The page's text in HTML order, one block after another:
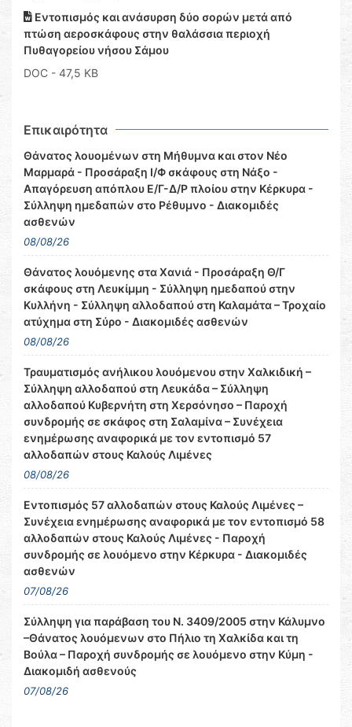
Εντοπισμός και ανάσυρση δύο σορών μετά από
πτώση αεροσκάφους στην θαλάσσια περιοχή
Πυθαγορείου νήσου Σάμου
DOC - 47,5 KB
Επικαιρότητα
Θάνατος λουομένων στη Μήθυμνα και στον Νέο
Μαρμαρά - Προσάραξη Ι/Φ σκάφους στη Νάξο -
Απαγόρευση απόπλου Ε/Γ-Δ/Ρ πλοίου στην Κέρκυρα -
Σύλληψη ημεδαπών στο Ρέθυμνο - Διακομιδές
ασθενών
08/08/26
Θάνατος λουόμενης στα Χανιά - Προσάραξη Θ/Γ
σκάφους στη Λευκίμμη - Σύλληψη ημεδαπού στην
Κυλλήνη - Σύλληψη αλλοδαπού στη Καλαμάτα – Τροχαίο
ατύχημα στη Σύρο - Διακομιδές ασθενών
08/08/26
Τραυματισμός ανήλικου λουόμενου στην Χαλκιδική –
Σύλληψη αλλοδαπού στη Λευκάδα – Σύλληψη
αλλοδαπού Κυβερνήτη στη Χερσόνησο – Παροχή
συνδρομής σε σκάφος στη Σαλαμίνα – Συνέχεια
ενημέρωσης αναφορικά με τον εντοπισμό 57
αλλοδαπών στους Καλούς Λιμένες
08/08/26
Εντοπισμός 57 αλλοδαπών στους Καλούς Λιμένες –
Συνέχεια ενημέρωσης αναφορικά με τον εντοπισμό 58
αλλοδαπών στους Καλούς Λιμένες - Παροχή
συνδρομής σε λουόμενο στην Κέρκυρα - Διακομιδές
ασθενών
07/08/26
Σύλληψη για παράβαση του Ν. 3409/2005 στην Κάλυμνο
–Θάνατος λουόμενων στο Πήλιο τη Χαλκίδα και τη
Βούλα – Παροχή συνδρομής σε λουόμενο στην Κύμη -
Διακομιδή ασθενούς
07/08/26